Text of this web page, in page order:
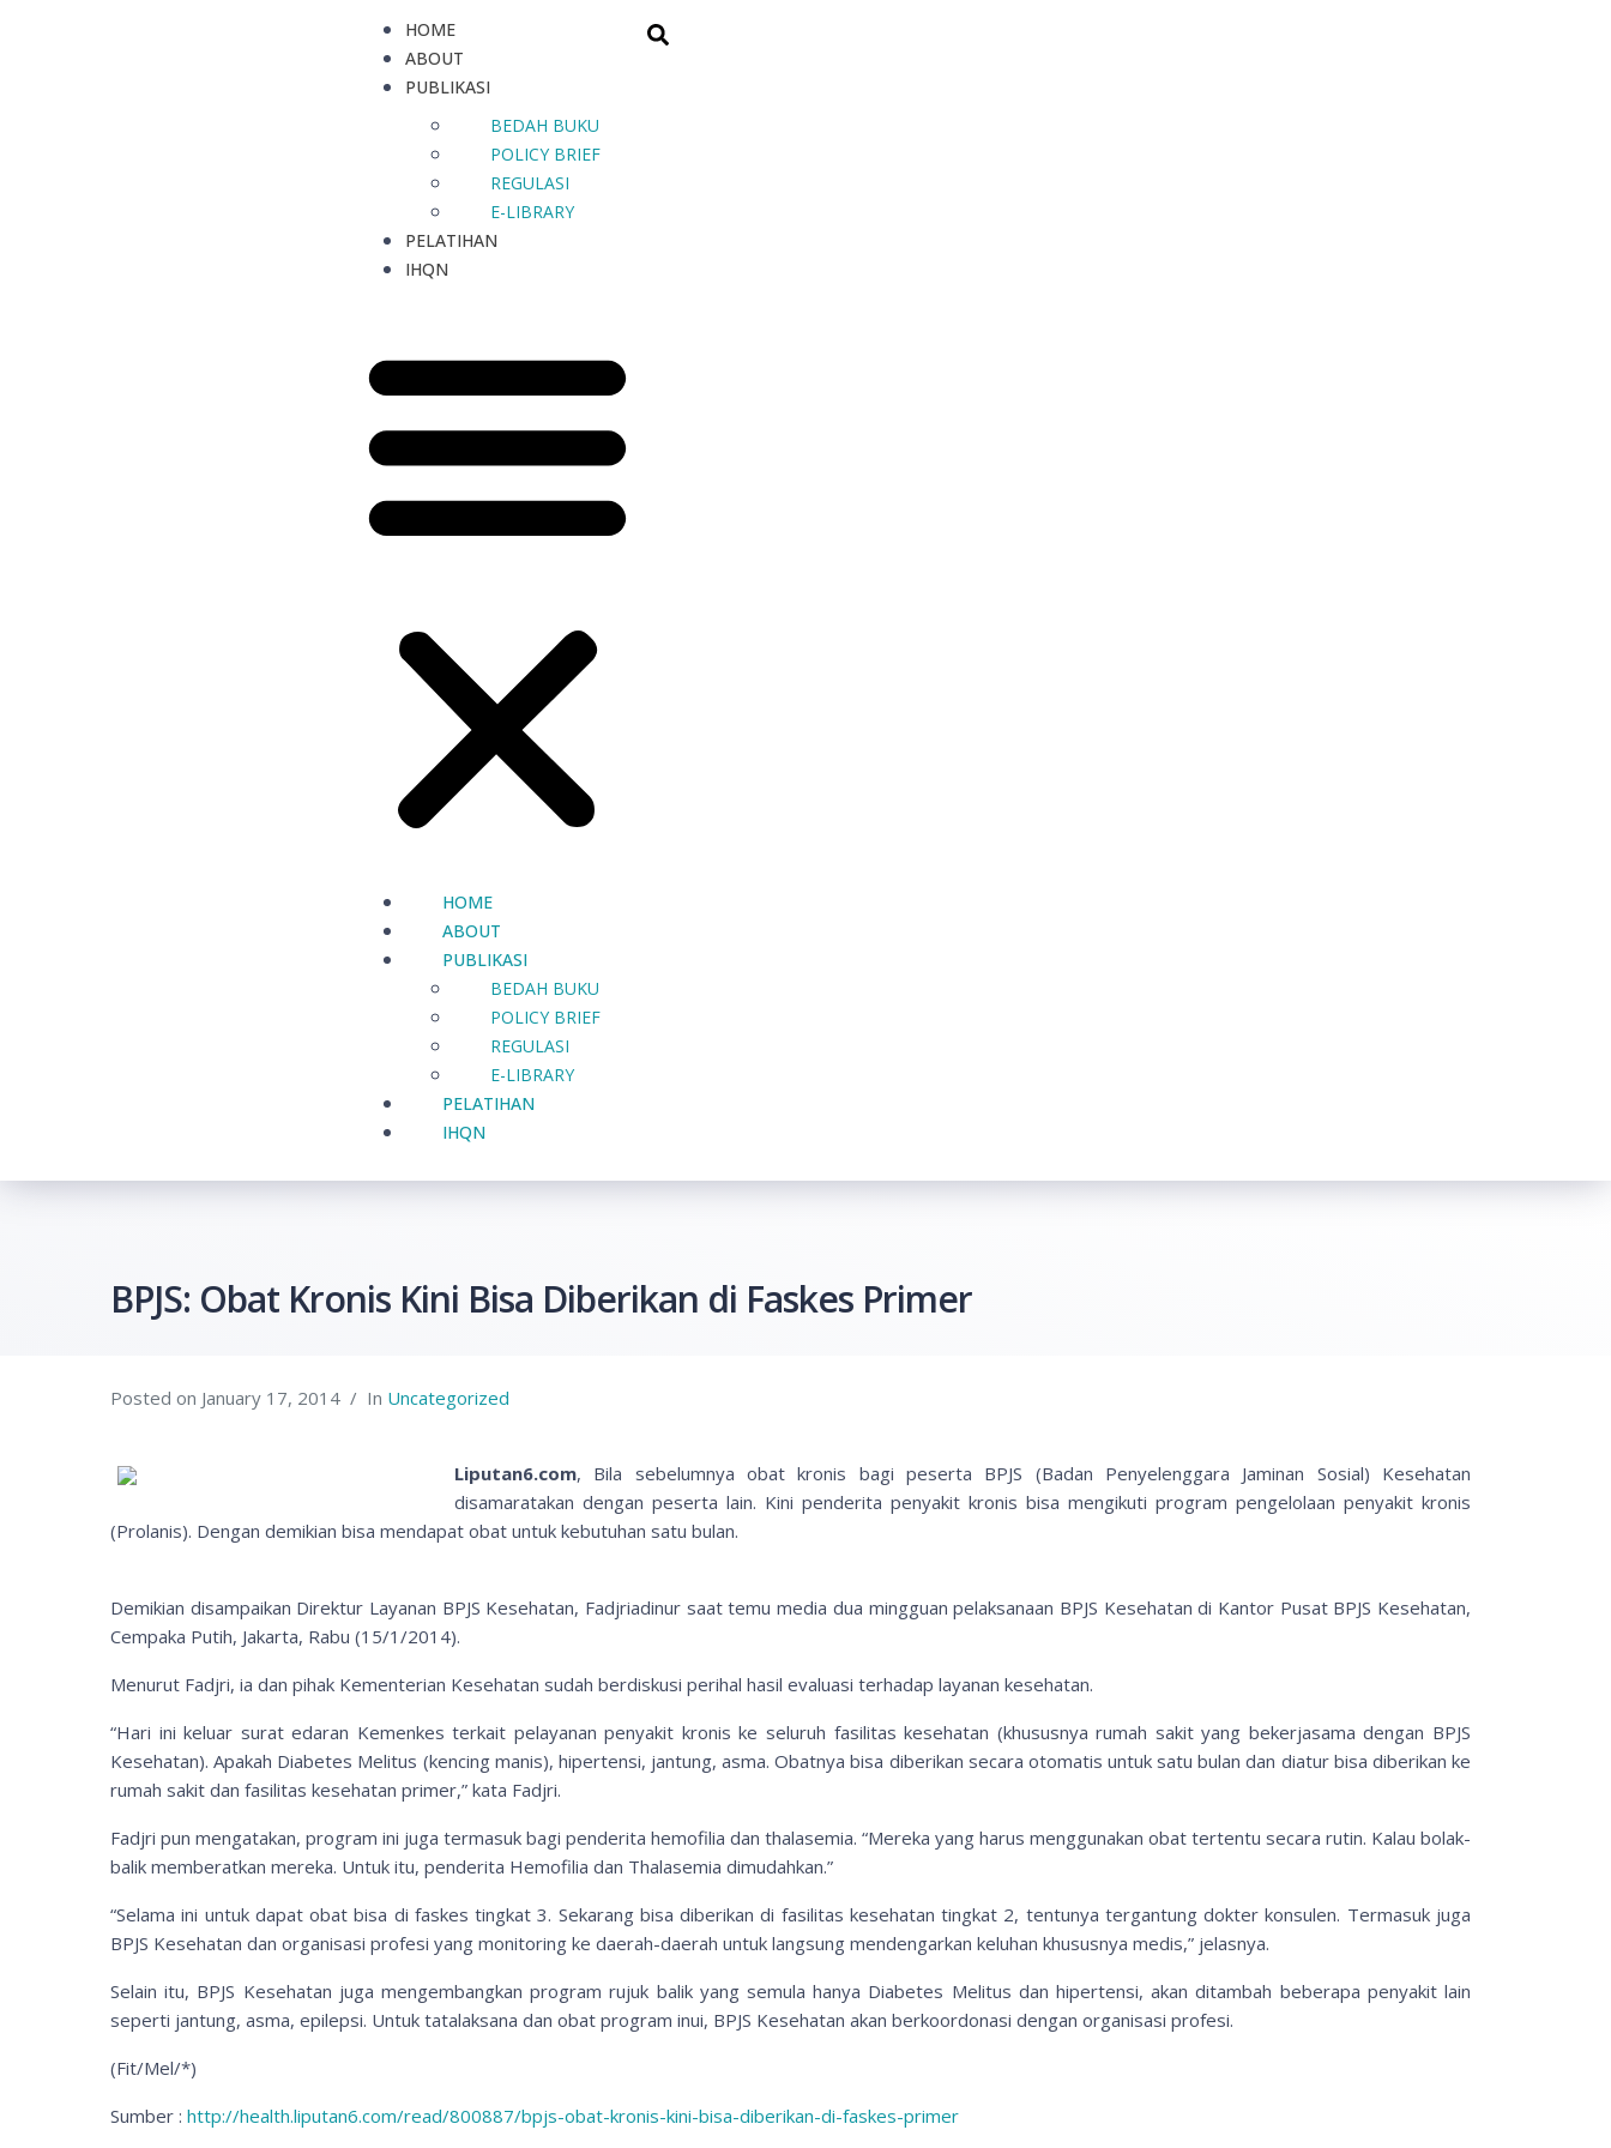
HOME
ABOUT
PUBLIKASI
BEDAH BUKU
POLICY BRIEF
REGULASI
E-LIBRARY
PELATIHAN
IHQN
HOME
ABOUT
PUBLIKASI
BEDAH BUKU
POLICY BRIEF
REGULASI
E-LIBRARY
PELATIHAN
IHQN
BPJS: Obat Kronis Kini Bisa Diberikan di Faskes Primer
Posted on January 17, 2014 In Uncategorized
Liputan6.com, Bila sebelumnya obat kronis bagi peserta BPJS (Badan Penyelenggara Jaminan Sosial) Kesehatan
disamaratakan dengan peserta lain. Kini penderita penyakit kronis bisa mengikuti program pengelolaan penyakit kronis
(Prolanis). Dengan demikian bisa mendapat obat untuk kebutuhan satu bulan.
Demikian disampaikan Direktur Layanan BPJS Kesehatan, Fadjriadinur saat temu media dua mingguan pelaksanaan BPJS Kesehatan di Kantor Pusat BPJS Kesehatan,
Cempaka Putih, Jakarta, Rabu (15/1/2014).
Menurut Fadjri, ia dan pihak Kementerian Kesehatan sudah berdiskusi perihal hasil evaluasi terhadap layanan kesehatan.
“Hari ini keluar surat edaran Kemenkes terkait pelayanan penyakit kronis ke seluruh fasilitas kesehatan (khususnya rumah sakit yang bekerjasama dengan BPJS
Kesehatan). Apakah Diabetes Melitus (kencing manis), hipertensi, jantung, asma. Obatnya bisa diberikan secara otomatis untuk satu bulan dan diatur bisa diberikan ke
rumah sakit dan fasilitas kesehatan primer,” kata Fadjri.
Fadjri pun mengatakan, program ini juga termasuk bagi penderita hemofilia dan thalasemia. “Mereka yang harus menggunakan obat tertentu secara rutin. Kalau bolak-
balik memberatkan mereka. Untuk itu, penderita Hemofilia dan Thalasemia dimudahkan.”
“Selama ini untuk dapat obat bisa di faskes tingkat 3. Sekarang bisa diberikan di fasilitas kesehatan tingkat 2, tentunya tergantung dokter konsulen. Termasuk juga
BPJS Kesehatan dan organisasi profesi yang monitoring ke daerah-daerah untuk langsung mendengarkan keluhan khususnya medis,” jelasnya.
Selain itu, BPJS Kesehatan juga mengembangkan program rujuk balik yang semula hanya Diabetes Melitus dan hipertensi, akan ditambah beberapa penyakit lain
seperti jantung, asma, epilepsi. Untuk tatalaksana dan obat program inui, BPJS Kesehatan akan berkoordonasi dengan organisasi profesi.
(Fit/Mel/*)
Sumber : http://health.liputan6.com/read/800887/bpjs-obat-kronis-kini-bisa-diberikan-di-faskes-primer